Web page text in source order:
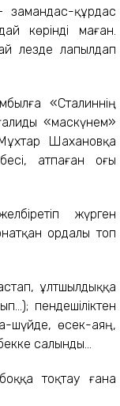
замандас-құрдас
көрінді маған.
лезде лапылдап
«Сталиннің
«маскүнем»
Шахановқа
атпаған оғы
жүрген
ордалы топ
ұлтшылдыққа
пенде­шіліктен
шүйде, өсек-аяң,
салынды...
тоқтау ғана